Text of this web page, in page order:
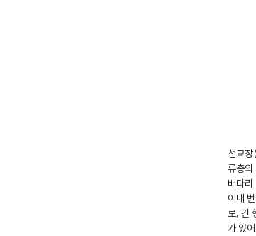
선교
류층
배다
이내
로, 긴
가 있